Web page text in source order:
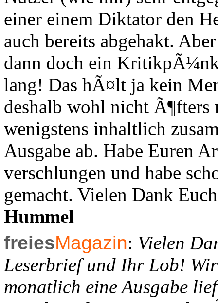
einer einem Diktator den
auch bereits abgehakt.
dann doch ein
lang! Das hÃ¤lt ja kein
deshalb wohl nicht Ã¶fters
wenigstens inhaltlich
Ausgabe ab. Habe Euren
verschlungen und habe
gemacht. Vielen Dank
Hummel
freiesMagazin: Vielen
Leserbrief und Ihr Lob!
monatlich eine Ausgabe